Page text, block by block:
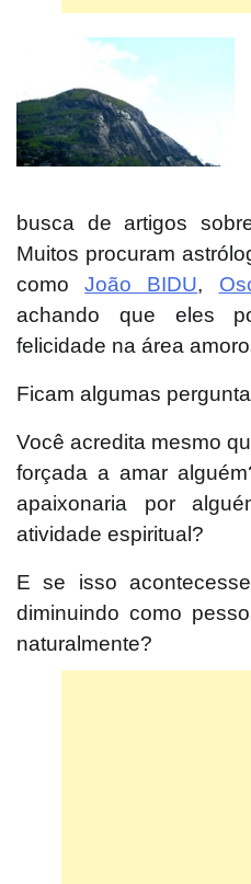
busca de artigos
Muitos procuram
comoJoão BIDU,
achando que eles
felicidade na área
Ficam algumas
Você acredita mesmo
forçada a amar
apaixonaria por
atividade espiritual?
E se isso
diminuindo como
naturalmente?